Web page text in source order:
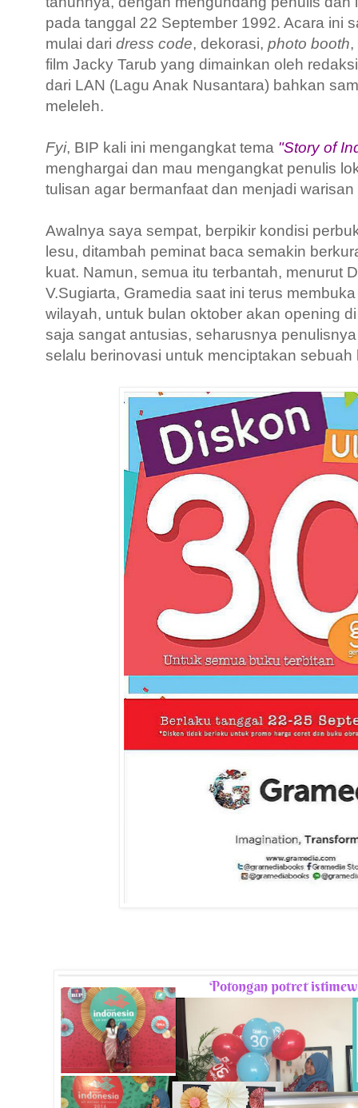
pada tanggal 22 September 1992. Acara ini
mulai dari dress code, dekorasi, photo booth,
film Jacky Tarub yang dimainkan oleh
dari LAN (Lagu Anak Nusantara) bahkan
meleleh.
Fyi, BIP kali ini mengangkat tema "Story of
menghargai dan mau mengangkat penulis
tulisan agar bermanfaat dan menjadi
Awalnya saya sempat, berpikir kondisi
lesu, ditambah peminat baca semakin
kuat. Namun, semua itu terbantah, menurut
V.Sugiarta, Gramedia saat ini terus
wilayah, untuk bulan oktober akan opening
saja sangat antusias, seharusnya
selalu berinovasi untuk menciptakan sebuah